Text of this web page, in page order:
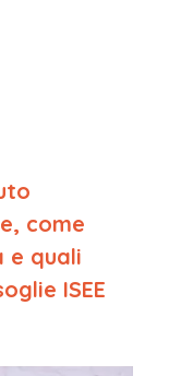
come
e quali
ISEE